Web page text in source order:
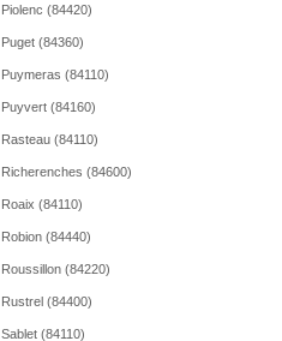
Piolenc (84420)
Puget (84360)
Puymeras (84110)
Puyvert (84160)
Rasteau (84110)
Richerenches (84600)
Roaix (84110)
Robion (84440)
Roussillon (84220)
Rustrel (84400)
Sablet (84110)